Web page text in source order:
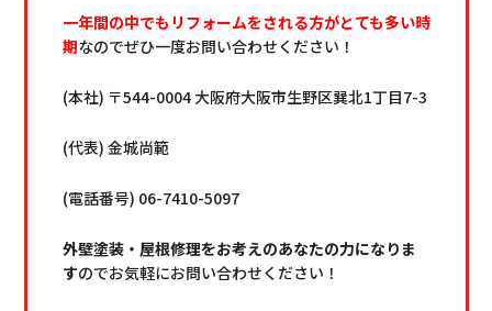
一年間の中でもリフォームをされる方がとても多い時
期なのでぜひ一度お問い合わせください！
(本社) 〒544-0004 大阪府大阪市生野区巽北1丁目7-3
(代表) 金城尚範
(電話番号) 06-7410-5097
外壁塗装・屋根修理をお考えのあなたの力になりま
すのでお気軽にお問い合わせください！